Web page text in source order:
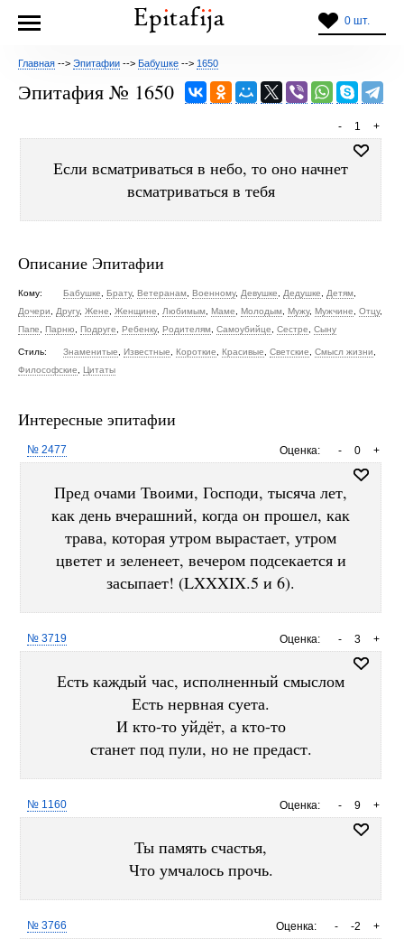
0 шт.
Главная --> Эпитафии --> Бабушке --> 1650
Эпитафия № 1650
+
1
-
Если всматриваться в небо, то оно начнет
всматриваться в тебя
Описание Эпитафии
Кому: Бабушке Брату, Ветеранам Военному, Девушке Дедушке Детям
Дочери
Другу, Жене Женщине Любимым Маме Молодым Мужу, Мужчине Отцу,
Папе
Парню Подруге Ребенку, Родителям Самоубийце Сестре Сыну
Стиль: Знаменитые Известные Короткие Красивые Светские Смысл жизни
Философские
Цитаты
Интересные эпитафии
Оценка: +
0
-
№ 2477
Пред очами Твоими, Господи, тысяча лет,
как день вчерашний, когда он прошел, как
трава, которая утром вырастает, утром
цветет и зеленеет, вечером подсекается и
засыпает! (LXXXIX.5 и 6).
Оценка: +
3
-
№ 3719
Есть каждый час, исполненный смыслом
Есть нервная суета.
И кто-то уйдёт, а кто-то
станет под пули, но не предаст.
Оценка: +
9
-
№ 1160
Ты память счастья,
Что умчалось прочь.
Оценка: +
-2
-
№ 3766